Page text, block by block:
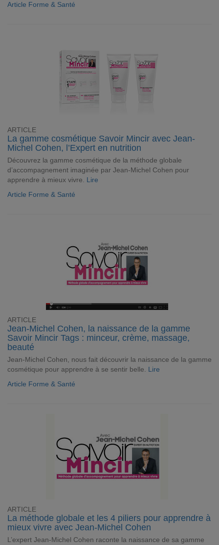
Article Forme & Santé
ARTICLE
La gamme cosmétique Savoir Mincir avec Jean-
Michel Cohen, l’Expert en nutrition
Découvrez la gamme cosmétique de la méthode globale
d’accompagnement imaginée par Jean-Michel Cohen pour
apprendre à mieux vivre. Lire
Article Forme & Santé
ARTICLE
Jean-Michel Cohen, la naissance de la gamme
Savoir Mincir Tags : minceur, crème, massage,
beauté
Jean-Michel Cohen, nous fait découvrir la naissance de la gamme
cosmétique pour apprendre à se sentir belle. Lire
Article Forme & Santé
ARTICLE
La méthode globale et les 4 piliers pour apprendre à
mieux vivre avec Jean-Michel Cohen
L’expert Jean-Michel Cohen raconte la naissance de sa gamme